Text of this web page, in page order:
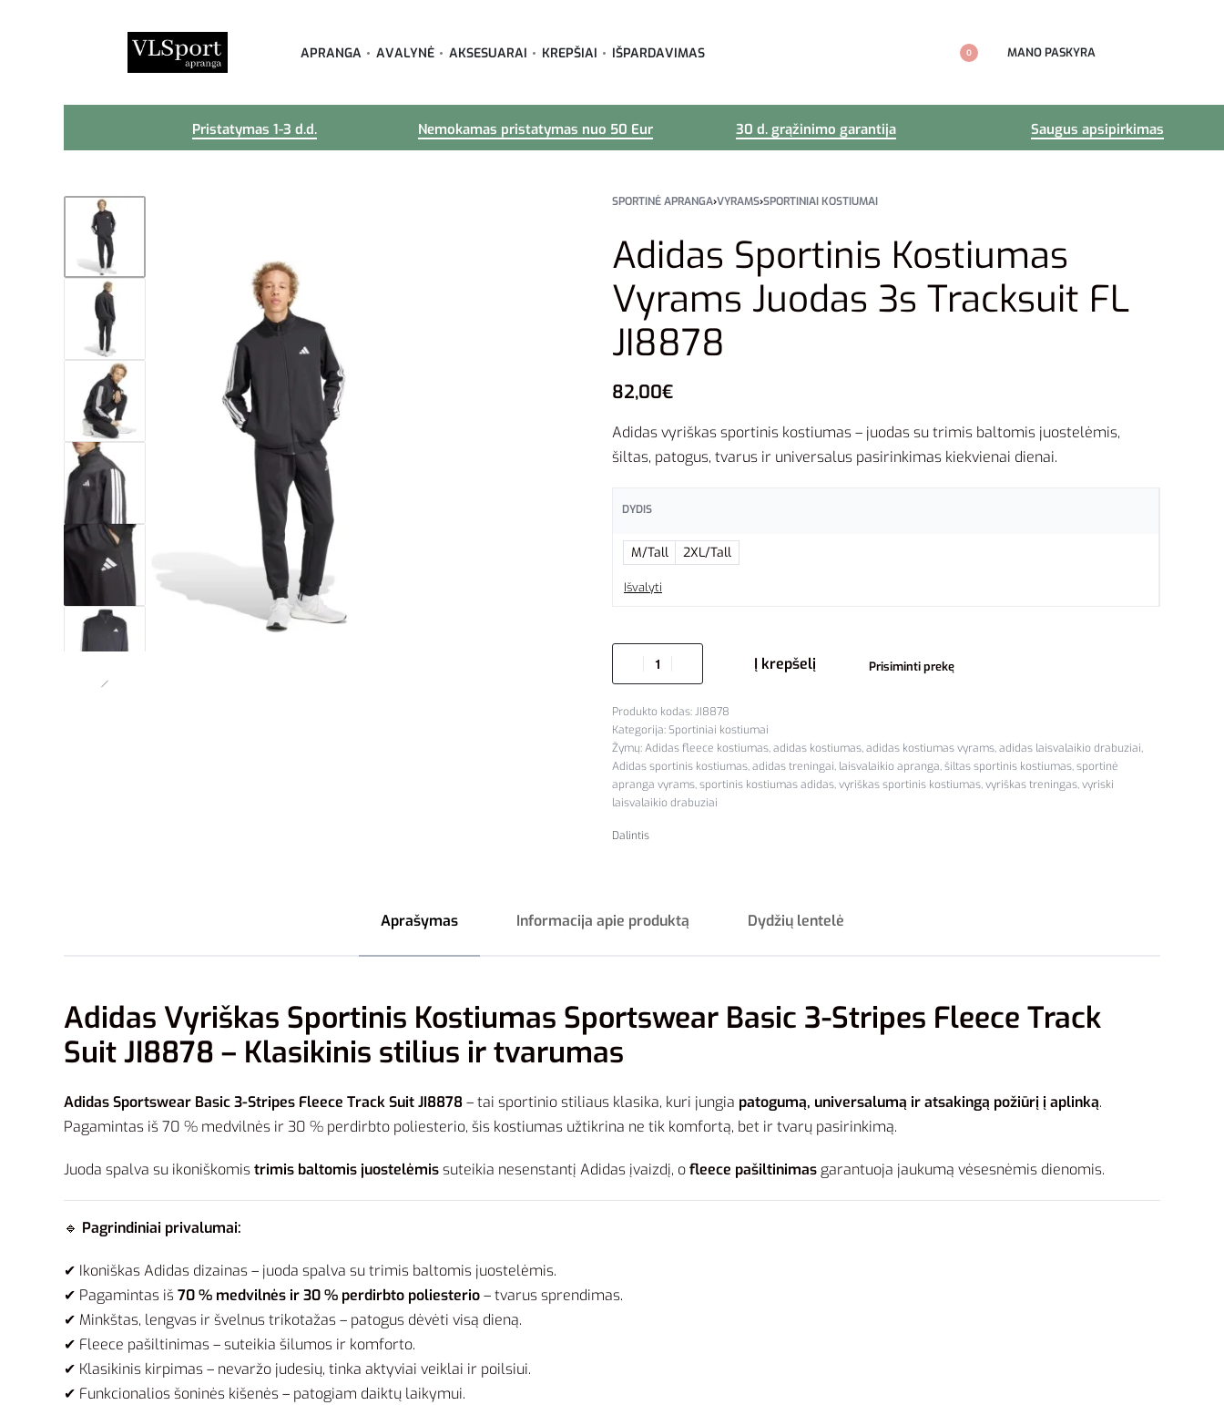
APRANGA AVALYNĖ AKSESUARAI KREPŠIAI IŠPARDAVIMAS 0 MANO PASKYRA
Pristatymas 1-3 d.d. Nemokamas pristatymas nuo 50 Eur 30 d. grąžinimo garantija Saugus apsipirkimas
SPORTINĖ APRANGA›VYRAMS›SPORTINIAI KOSTIUMAI
Adidas Sportinis Kostiumas
Vyrams Juodas 3s Tracksuit FL
JI8878
82,00€
Adidas vyriškas sportinis kostiumas – juodas su trimis baltomis juostelėmis,
šiltas, patogus, tvarus ir universalus pasirinkimas kiekvienai dienai.
DYDIS
M/Tall 2XL/Tall
Išvalyti
Į krepšelį Prisiminti prekę
JI8878
Kategorija:Sportiniai kostiumai
Žymų:Adidas fleece kostiumas,adidas kostiumas,adidas kostiumas vyrams,adidas laisvalaikio drabuziai,
Adidas sportinis kostiumas,adidas treningai, laisvalaikio apranga,šiltas sportinis kostiumas,sportinė
apranga vyrams,sportinis kostiumas adidas,vyriškas sportinis kostiumas,vyriškas treningas,vyriski
laisvalaikio drabuziai
Dalintis
Aprašymas Informacija apie produktą Dydžių lentelė
Adidas Vyriškas Sportinis Kostiumas Sportswear Basic 3-Stripes Fleece Track
Suit JI8878 – Klasikinis stilius ir tvarumas
Adidas Sportswear Basic 3-Stripes Fleece Track Suit JI8878 – tai sportinio stiliaus klasika, kuri jungia patogumą, universalumą ir atsakingą požiūrį į aplinką.
Pagamintas iš 70 % medvilnės ir 30 % perdirbto poliesterio, šis kostiumas užtikrina ne tik komfortą, bet ir tvarų pasirinkimą.
Juoda spalva su ikoniškomistrimis baltomis juostelėmissuteikia nesenstantį Adidas įvaizdį, ofleece pašiltinimas garantuoja jaukumą vėsesnėmis dienomis.
🔹 Pagrindiniai privalumai:
✔ Ikoniškas Adidas dizainas – juoda spalva su trimis baltomis juostelėmis.
✔ Pagamintas iš70 % medvilnės ir 30 % perdirbto poliesterio– tvarus sprendimas.
✔ Minkštas, lengvas ir švelnus trikotažas – patogus dėvėti visą dieną.
✔ Fleece pašiltinimas – suteikia šilumos ir komforto.
✔ Klasikinis kirpimas – nevaržo judesių, tinka aktyviai veiklai ir poilsiui.
✔ Funkcionalios šoninės kišenės – patogiam daiktų laikymui.